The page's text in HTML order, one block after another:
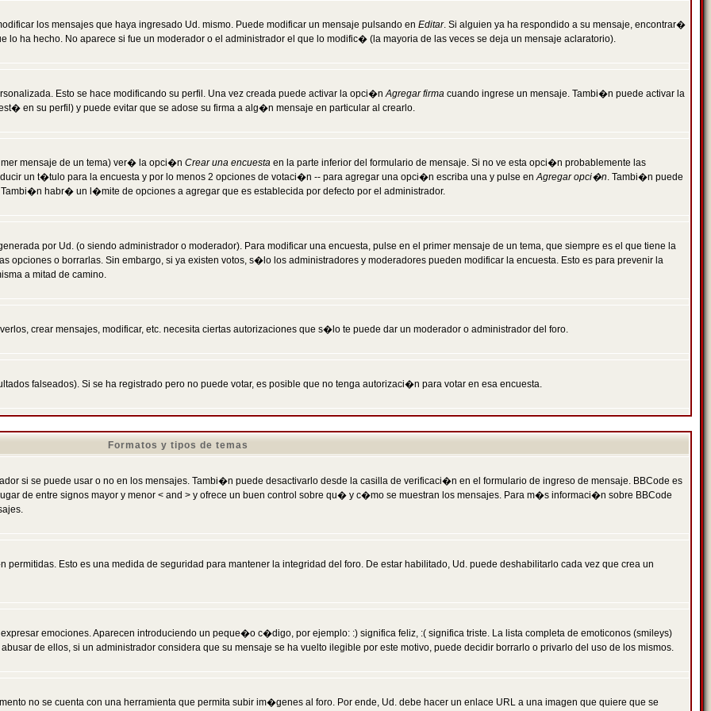
los mensajes que haya ingresado Ud. mismo. Puede modificar un mensaje pulsando en Editar. Si alguien ya ha respondido a su mensaje, encontrar�
ha hecho. No aparece si fue un moderador o el administrador el que lo modific� (la mayoria de las veces se deja un mensaje aclaratorio).
Esto se hace modificando su perfil. Una vez creada puede activar la opci�nAgregar firma cuando ingrese un mensaje. Tambi�n puede activar la
en su perfil) y puede evitar que se adose su firma a alg�n mensaje en particular al crearlo.
mensaje de un tema) ver� la opci�n Crear una encuesta en la parte inferior del formulario de mensaje. Si no ve esta opci�n probablemente las
un t�tulo para la encuesta y por lo menos 2 opciones de votaci�n -- para agregar una opci�n escriba una y pulse enAgregar opci�n. Tambi�n puede
habr� un l�mite de opciones a agregar que es establecida por defecto por el administrador.
por Ud. (o siendo administrador o moderador). Para modificar una encuesta, pulse en el primer mensaje de un tema, que siempre es el que tiene la
opciones o borrarlas. Sin embargo, si ya existen votos, s�lo los administradores y moderadores pueden modificar la encuesta. Esto es para prevenir la
a mitad de camino.
crear mensajes, modificar, etc. necesita ciertas autorizaciones que s�lo te puede dar un moderador o administrador del foro.
falseados). Si se ha registrado pero no puede votar, es posible que no tenga autorizaci�n para votar en esa encuesta.
Formatos y tipos de temas
si se puede usar o no en los mensajes. Tambi�n puede desactivarlo desde la casilla de verificaci�n en el formulario de ingreso de mensaje. BBCode es
de entre signos mayor y menor < and > y ofrece un buen control sobre qu� y c�mo se muestran los mensajes. Para m�s informaci�n sobre BBCode
Esto es una medida de seguridad para mantener la integridad del foro. De estar habilitado, Ud. puede deshabilitarlo cada vez que crea un
emociones. Aparecen introduciendo un peque�o c�digo, por ejemplo: :) significa feliz, :( significa triste. La lista completa de emoticonos (smileys)
de ellos, si un administrador considera que su mensaje se ha vuelto ilegible por este motivo, puede decidir borrarlo o privarlo del uso de los mismos.
no se cuenta con una herramienta que permita subir im�genes al foro. Por ende, Ud. debe hacer un enlace URL a una imagen que quiere que se